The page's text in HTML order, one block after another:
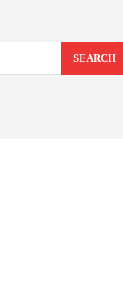
SEARCH